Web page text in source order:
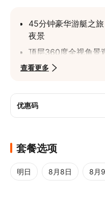
45分钟豪华游艇之
夜景
顶层360度全视角景
遗
旅
与亲朋好友，爱人
程
查看更多
优惠码
套餐选项
明日 8月8日 8月